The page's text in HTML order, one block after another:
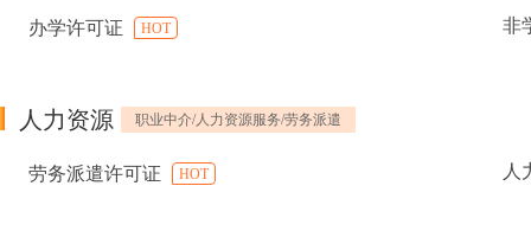
办学许可证 HOT 非
人力资源 职业中介/人力资源服务/劳务派遣
劳务派遣许可证 HOT 人